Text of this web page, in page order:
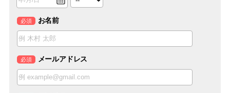
必須 お名前
必須 メールアドレス